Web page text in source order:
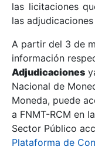
Mostrar/Ocultar
Mostrar/Ocultar
las licitaciones
las
A partir del 3 de
información
Adjudicaciones
Nacional de
Moneda, puede
a FNMT-RCM en
Sector Público
Plataforma de